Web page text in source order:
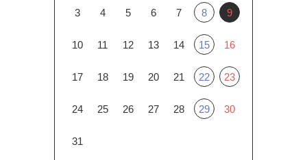
3 4 5 6 7 8 9
10 11 12 13 14 15 16
17 18 19 20 21 22 23
24 25 26 27 28 29 30
31